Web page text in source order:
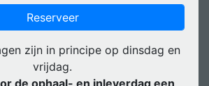
Reserveer
zijn in principe op dinsdag en
vrijdag.